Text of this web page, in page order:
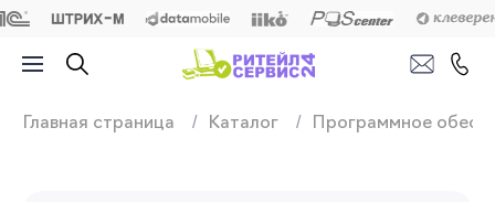
Продажа,
Главная страница Каталог Программное